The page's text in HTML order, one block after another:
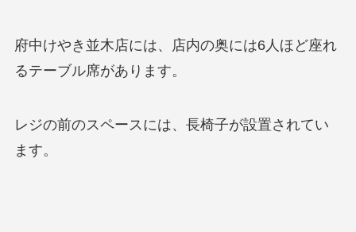
府中けやき並木店には、店内の奥には6人ほど座れ
るテーブル席があります。
レジの前のスペースには、長椅子が設置されてい
ます。